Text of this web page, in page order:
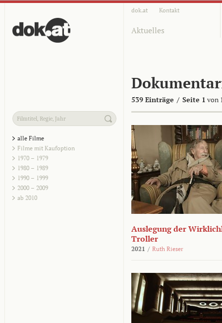
dok.at Kontakt
Aktuelles
539 Einträge / Seite 1 von
alle Filme
Filme mit Kaufoption
1970 – 1979
1980 – 1989
1990 – 1999
2000 – 2009
ab 2010
Auslegung der
Troller
2021 / Ruth Rieser